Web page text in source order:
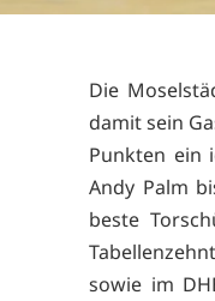
Die
damit sein
Punkten ein
Andy Palm
beste
sowie im